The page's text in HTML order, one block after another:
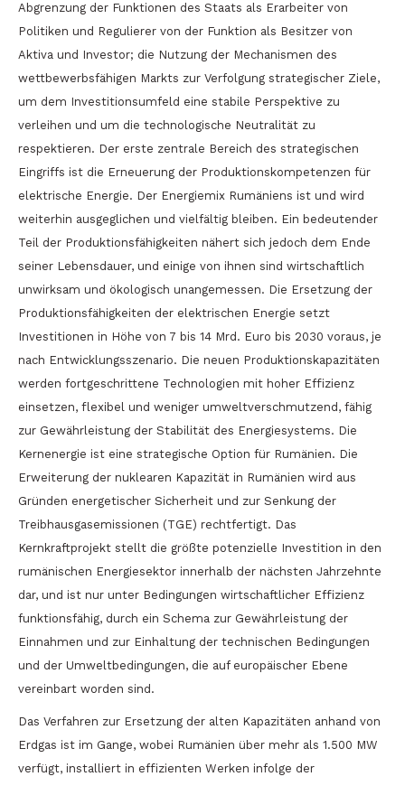
Abgrenzung der Funktionen des Staats als Erarbeiter von
Politiken und Regulierer von der Funktion als Besitzer von
Aktiva und Investor; die Nutzung der Mechanismen des
wettbewerbsfähigen Markts zur Verfolgung strategischer Ziele,
um dem Investitionsumfeld eine stabile Perspektive zu
verleihen und um die technologische Neutralität zu
respektieren. Der erste zentrale Bereich des strategischen
Eingriffs ist die Erneuerung der Produktionskompetenzen für
elektrische Energie. Der Energiemix Rumäniens ist und wird
weiterhin ausgeglichen und vielfältig bleiben. Ein bedeutender
Teil der Produktionsfähigkeiten nähert sich jedoch dem Ende
seiner Lebensdauer, und einige von ihnen sind wirtschaftlich
unwirksam und ökologisch unangemessen. Die Ersetzung der
Produktionsfähigkeiten der elektrischen Energie setzt
Investitionen in Höhe von 7 bis 14 Mrd. Euro bis 2030 voraus, je
nach Entwicklungsszenario. Die neuen Produktionskapazitäten
werden fortgeschrittene Technologien mit hoher Effizienz
einsetzen, flexibel und weniger umweltverschmutzend, fähig
zur Gewährleistung der Stabilität des Energiesystems. Die
Kernenergie ist eine strategische Option für Rumänien. Die
Erweiterung der nuklearen Kapazität in Rumänien wird aus
Gründen energetischer Sicherheit und zur Senkung der
Treibhausgasemissionen (TGE) rechtfertigt. Das
Kernkraftprojekt stellt die größte potenzielle Investition in den
rumänischen Energiesektor innerhalb der nächsten Jahrzehnte
dar, und ist nur unter Bedingungen wirtschaftlicher Effizienz
funktionsfähig, durch ein Schema zur Gewährleistung der
Einnahmen und zur Einhaltung der technischen Bedingungen
und der Umweltbedingungen, die auf europäischer Ebene
vereinbart worden sind.
Das Verfahren zur Ersetzung der alten Kapazitäten anhand von
Erdgas ist im Gange, wobei Rumänien über mehr als 1.500 MW
verfügt, installiert in effizienten Werken infolge der